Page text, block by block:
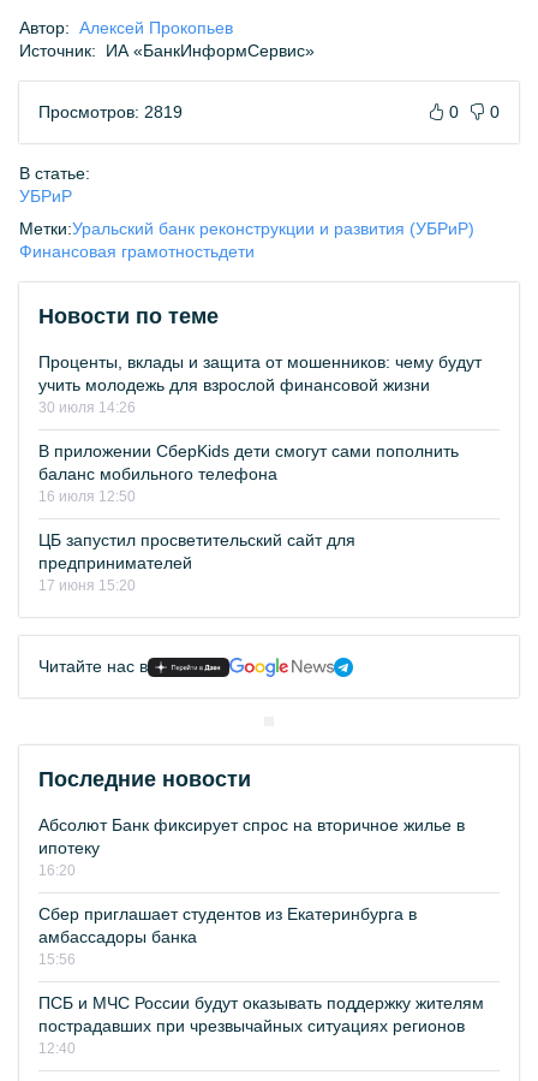
Автор: Алексей Прокопьев
Источник:
ИА «БанкИнформСервис»
Просмотров: 2819 0 0
В статье:
УБРиР
Метки:Уральский банк реконструкции и развития (УБРиР)
Финансовая грамотностьдети
Новости по теме
Проценты, вклады и защита от мошенников: чему будут
учить молодежь для взрослой финансовой жизни
30 июля 14:26
В приложении СберKids дети смогут сами пополнить
баланс мобильного телефона
16 июля 12:50
ЦБ запустил просветительский сайт для
предпринимателей
17 июня 15:20
Читайте нас в
Последние новости
Абсолют Банк фиксирует спрос на вторичное жилье в
ипотеку
16:20
Сбер приглашает студентов из Екатеринбурга в
амбассадоры банка
15:56
ПСБ и МЧС России будут оказывать поддержку жителям
пострадавших при чрезвычайных ситуациях регионов
12:40